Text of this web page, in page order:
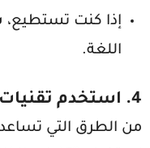
إذا كنت تستطيع،
اللغة.
4. استخدم تقنيات
من الطرق التي